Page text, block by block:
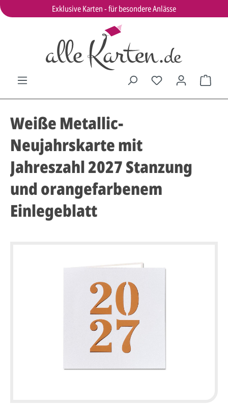
Exklusive Karten - für besondere Anlässe
Weiße Metallic-
Neujahrskarte mit
Jahreszahl 2027 Stanzung
und orangefarbenem
Einlegeblatt